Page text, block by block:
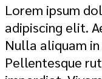
Lorem ipsum
adipiscing elit.
Nulla aliquam
Pellentesque